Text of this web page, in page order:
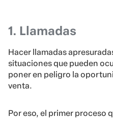
1. Llamadas
Hacer llamadas
situaciones que pueden
poner en peligro la
venta.
Por eso, el primer proceso